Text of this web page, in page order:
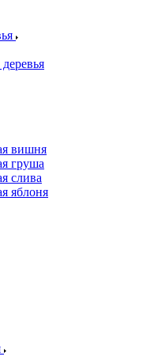
вишня
груша
слива
яблоня